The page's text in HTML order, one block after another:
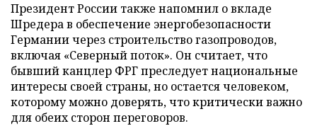
Президент России также напомнил о вкладе
Шредера в обеспечение энергобезопасности
Германии через строительство газопроводов,
включая «Северный поток». Он считает, что
бывший канцлер ФРГ преследует национальные
интересы своей страны, но остается человеком,
которому можно доверять, что критически важно
для обеих сторон переговоров.